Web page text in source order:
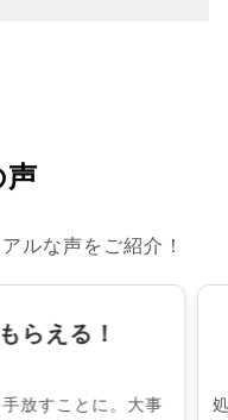
声
ルな声をご紹介！
らえる！
放すことに。大事